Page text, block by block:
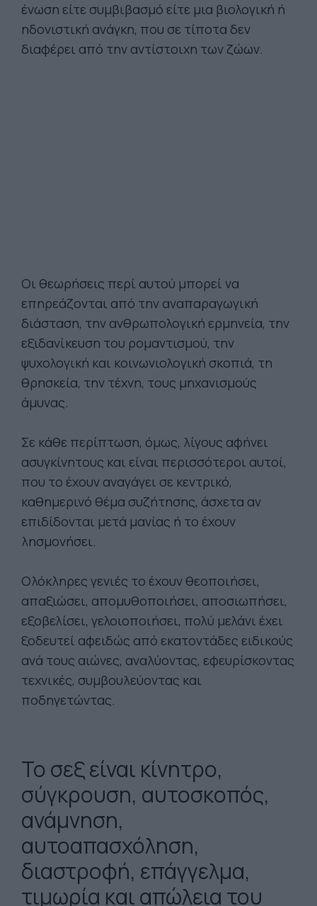
ένωση είτε συμβιβασμό είτε μια βιολογική ή
ηδονιστική ανάγκη, που σε τίποτα δεν
διαφέρει από την αντίστοιχη των ζώων.
Οι θεωρήσεις περί αυτού μπορεί να
επηρεάζονται από την αναπαραγωγική
διάσταση, την ανθρωπολογική ερμηνεία, την
εξιδανίκευση του ρομαντισμού, την
ψυχολογική και κοινωνιολογική σκοπιά, τη
θρησκεία, την τέχνη, τους μηχανισμούς
άμυνας.
Σε κάθε περίπτωση, όμως, λίγους αφήνει
ασυγκίνητους και είναι περισσότεροι αυτοί,
που το έχουν αναγάγει σε κεντρικό,
καθημερινό θέμα συζήτησης, άσχετα αν
επιδίδονται μετά μανίας ή το έχουν
λησμονήσει.
Ολόκληρες γενιές το έχουν θεοποιήσει,
απαξιώσει, απομυθοποιήσει, αποσιωπήσει,
εξοβελίσει, γελοιοποιήσει, πολύ μελάνι έχει
ξοδευτεί αφειδώς από εκατοντάδες ειδικούς
ανά τους αιώνες, αναλύοντας, εφευρίσκοντας
τεχνικές, συμβουλεύοντας και
ποδηγετώντας.
Το σεξ είναι κίνητρο,
σύγκρουση, αυτοσκοπός,
ανάμνηση,
αυτοαπασχόληση,
διαστροφή, επάγγελμα,
τιμωρία και απώλεια του